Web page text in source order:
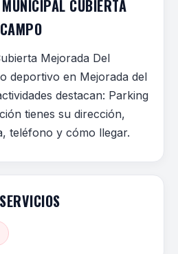
CUBIERTA
Mejorada Del
deportivo en Mejorada del
destacan: Parking
tienes su dirección,
teléfono y cómo llegar.